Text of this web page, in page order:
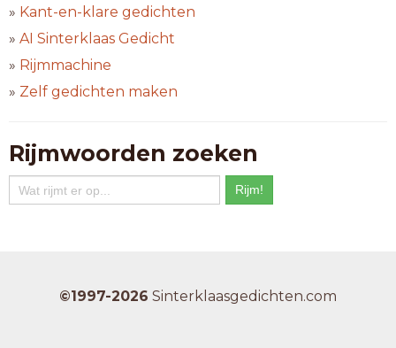
bourree
bouvier
bustier
collier
coryfee
diepzee
display
dominee
dossier
hiermee
» Kant-en-klare gedichten
» AI Sinterklaas Gedicht
» Rijmmachine
» Zelf gedichten maken
Rijmwoorden zoeken
©1997-2026 Sinterklaasgedichten.com